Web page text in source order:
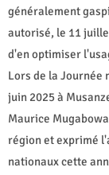
généralement
autorisé, le 11
d'en optimiser
Lors de la Journée
juin 2025 à
Maurice
région et exprimé
nationaux cette